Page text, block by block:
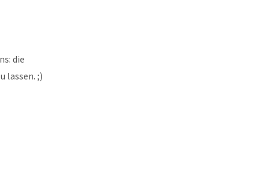
die
lassen. ;)